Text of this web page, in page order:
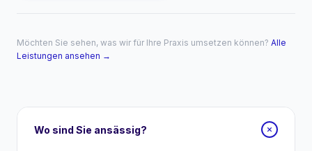
Möchten Sie sehen, was wir für Ihre Praxis umsetzen können? Alle
Leistungen ansehen →
Wo sind Sie ansässig?